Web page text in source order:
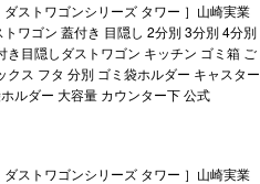
ダストワゴンシリーズ タワー ］山崎実業
ワゴン 蓋付き 目隠し 2分別 3分別 4分別
き目隠しダストワゴン キッチン ゴミ箱 ご
クス フタ 分別 ゴミ袋ホルダー キャスター
ルダー 大容量 カウンター下 公式
ダストワゴンシリーズ タワー ］山崎実業